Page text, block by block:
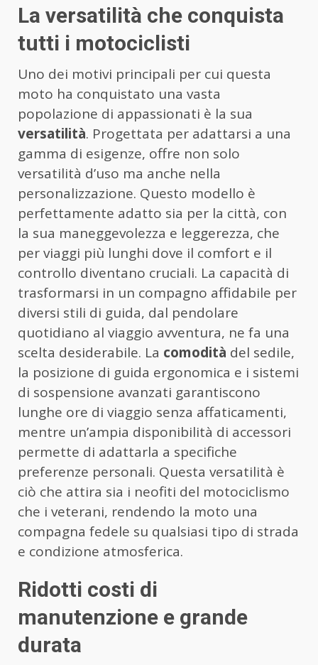
La versatilità che conquista
tutti i motociclisti
Uno dei motivi principali per cui questa
moto ha conquistato una vasta
popolazione di appassionati è la sua
versatilità. Progettata per adattarsi a una
gamma di esigenze, offre non solo
versatilità d’uso ma anche nella
personalizzazione. Questo modello è
perfettamente adatto sia per la città, con
la sua maneggevolezza e leggerezza, che
per viaggi più lunghi dove il comfort e il
controllo diventano cruciali. La capacità di
trasformarsi in un compagno affidabile per
diversi stili di guida, dal pendolare
quotidiano al viaggio avventura, ne fa una
scelta desiderabile. La comodità del sedile,
la posizione di guida ergonomica e i sistemi
di sospensione avanzati garantiscono
lunghe ore di viaggio senza affaticamenti,
mentre un’ampia disponibilità di accessori
permette di adattarla a specifiche
preferenze personali. Questa versatilità è
ciò che attira sia i neofiti del motociclismo
che i veterani, rendendo la moto una
compagna fedele su qualsiasi tipo di strada
e condizione atmosferica.
Ridotti costi di
manutenzione e grande
durata